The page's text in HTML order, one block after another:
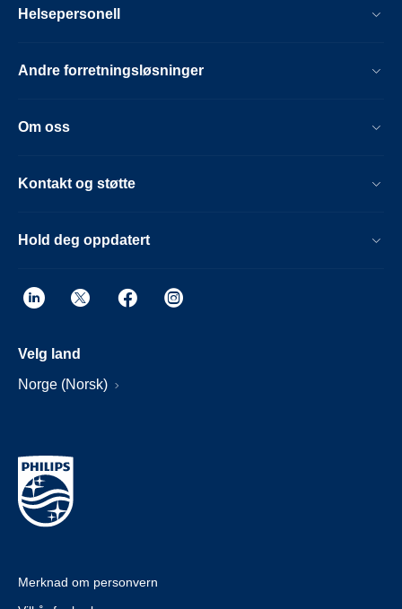
Helsepersonell
Andre forretningsløsninger
Om oss
Kontakt og støtte
Hold deg oppdatert
Velg land
Norge (Norsk)
Merknad om personvern